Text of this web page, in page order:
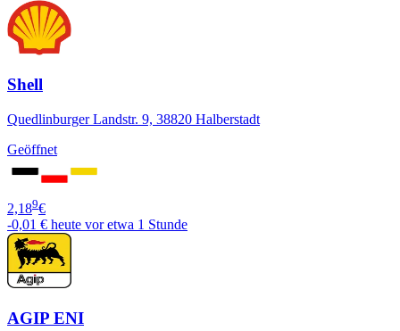
Shell
Quedlinburger Landstr. 9, 38820 Halberstadt
Geöffnet
2,189€
-0,01 € heute vor etwa 1 Stunde
AGIP ENI